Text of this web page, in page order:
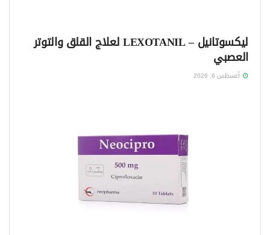
ليكسوتانيل – LEXOTANIL لعلاج القلق والتوتر
العصبي
أغسطس 6, 2026